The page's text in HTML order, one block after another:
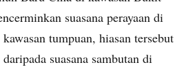
suasana perayaan di
tumpuan, hiasan tersebut
suasana sambutan di